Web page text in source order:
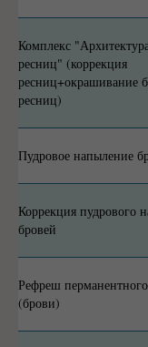
Комплекс
ресниц" (коррекция
ресниц+окрашивание
ресниц)
Пудровое напыление
Коррекция пудрового
бровей
Рефреш
(брови)